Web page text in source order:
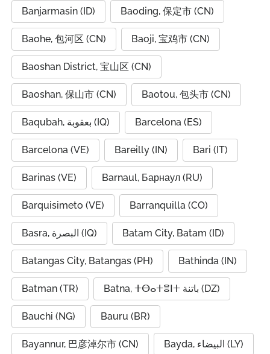
Banjarmasin (ID) Baoding, 保定市 (CN)
Baohe, 包河区 (CN) Baoji, 宝鸡市 (CN)
Baoshan District, 宝山区 (CN)
Baoshan, 保山市 (CN) Baotou, 包头市 (CN)
Baqubah, بعقوبة (IQ) Barcelona (ES)
Barcelona (VE) Bareilly (IN) Bari (IT)
Barinas (VE) Barnaul, Барнаул (RU)
Barquisimeto (VE) Barranquilla (CO)
Basra, البصرة (IQ) Batam City, Batam (ID)
Batangas City, Batangas (PH) Bathinda (IN)
Batman (TR) Batna, ⵜⴱⴰⵜⴻⵏⵜ باتنة (DZ)
Bauchi (NG) Bauru (BR)
Bayannur, 巴彦淖尔市 (CN) Bayda, البيضاء (LY)